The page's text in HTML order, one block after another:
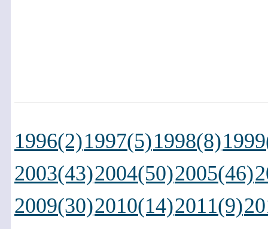
1996(2)1997(5)1998(8)
2003(43)2004(50)2005(46)
2009(30)2010(14)2011(9)